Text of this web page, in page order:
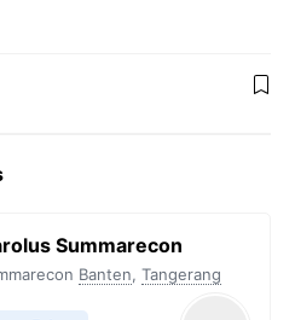
Summarecon
Banten, Tangerang